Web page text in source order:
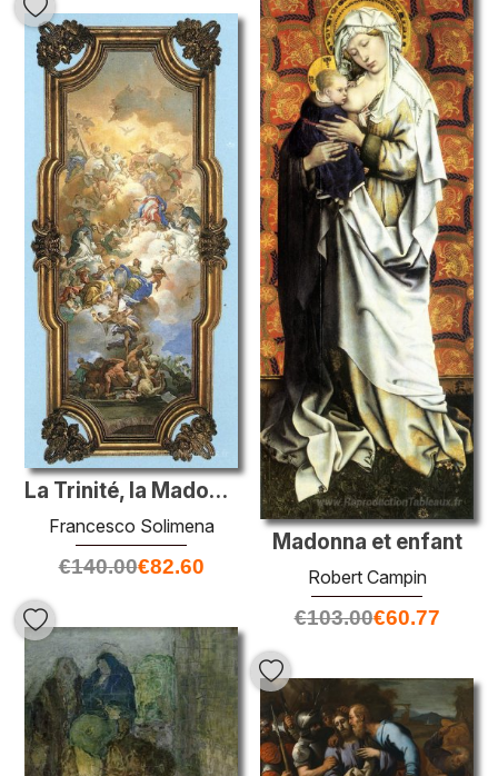
Madonna et enfant
Robert Campin
€103.00€60.77
La Trinité, la Madonna et Saint-Dominic
Francesco Solimena
€140.00€82.60